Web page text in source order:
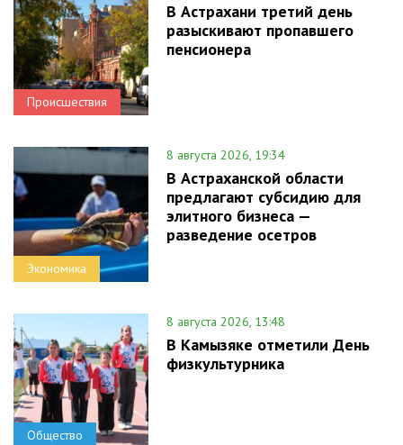
Происшествия
В Астрахани третий день
разыскивают пропавшего
пенсионера
Экономика
8 августа 2026, 19:34
В Астраханской области
предлагают субсидию для
элитного бизнеса —
разведение осетров
Общество
8 августа 2026, 13:48
В Камызяке отметили День
физкультурника